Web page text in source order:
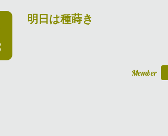
明日は種蒔き
Member